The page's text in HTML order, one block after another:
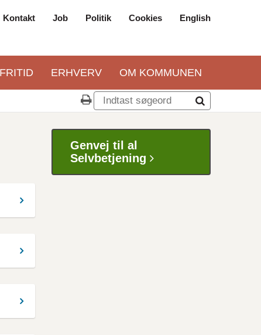
navigation
Kontakt Job Politik Cookies English
ERHVERV OM KOMMUNEN
Genvej til al
Selvbetjening